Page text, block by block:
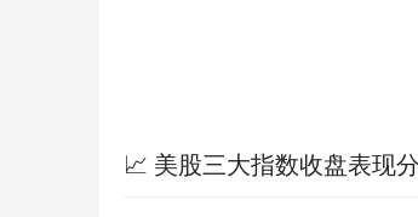
📈 美股三大指数收盘表现